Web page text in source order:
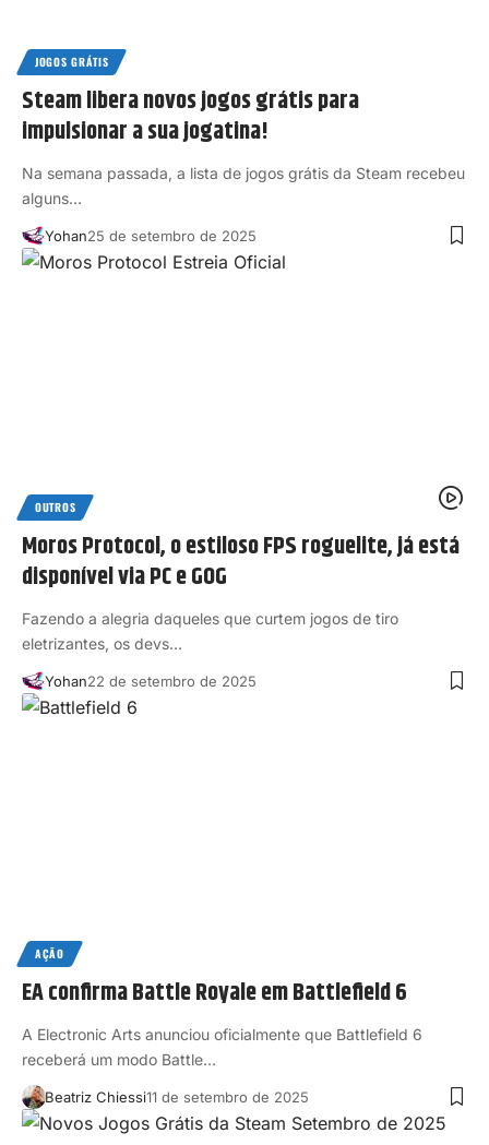
JOGOS GRÁTIS
Steam libera novos jogos grátis para
impulsionar a sua jogatina!
Na semana passada, a lista de jogos grátis da Steam recebeu
alguns…
Yohan25 de setembro de 2025
OUTROS
Moros Protocol, o estiloso FPS roguelite, já está
disponível via PC e GOG
Fazendo a alegria daqueles que curtem jogos de tiro
eletrizantes, os devs…
Yohan22 de setembro de 2025
AÇÃO
EA confirma Battle Royale em Battlefield 6
A Electronic Arts anunciou oficialmente que Battlefield 6
receberá um modo Battle…
Beatriz Chiessi11 de setembro de 2025